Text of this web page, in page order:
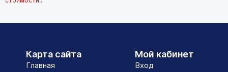
Карта сайта
Главная
Мой кабинет
Вход